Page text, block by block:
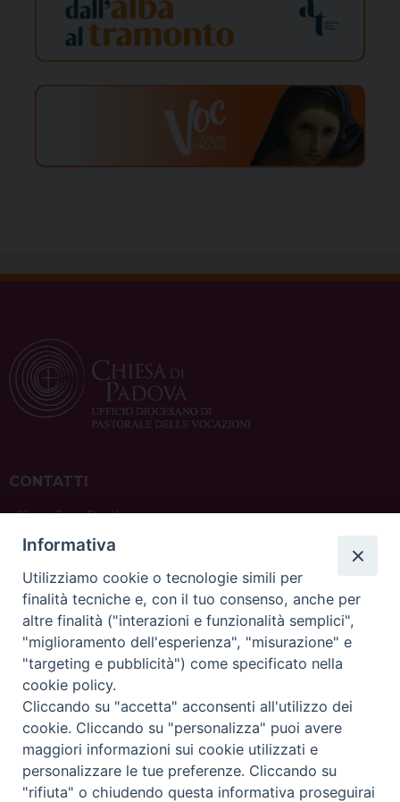
CONTATTI
ufficio: Casa Pio X
via Bonporti, 20 – 35141 Padova
tel: +39 351 619 2354
e mail:ufficiovocazionipadova@gmail.com
sede: Casa Sant'Andrea
via Valmarana, 20 – 35133 Padova
instagram:@casasantandreapadova
e mail:casasantandreapadova@gmail.com
Informativa
Utilizziamo cookie o tecnologie simili per
finalità tecniche e, con il tuo consenso, anche per
altre finalità ("interazioni e funzionalità semplici",
"miglioramento dell'esperienza", "misurazione" e
"targeting e pubblicità") come specificato nella
cookie policy.
Cliccando su "accetta" acconsenti all'utilizzo dei
cookie. Cliccando su "personalizza" puoi avere
maggiori informazioni sui cookie utilizzati e
personalizzare le tue preferenze. Cliccando su
"rifiuta" o chiudendo questa informativa proseguirai